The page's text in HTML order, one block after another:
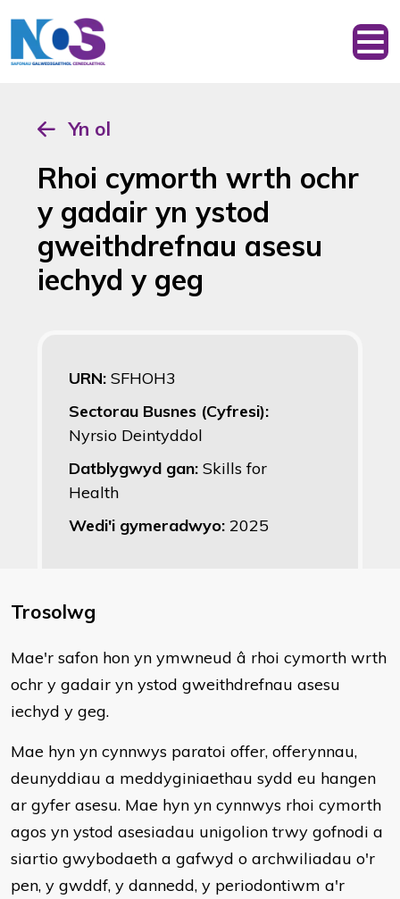
Yn ol
Rhoi cymorth wrth ochr
y gadair yn ystod
gweithdrefnau asesu
iechyd y geg
URN: SFHOH3
Sectorau Busnes (Cyfresi):
Nyrsio Deintyddol
Datblygwyd gan: Skills for
Health
Wedi'i gymeradwyo: 2025
Trosolwg
Mae'r safon hon yn ymwneud â rhoi cymorth wrth
ochr y gadair yn ystod gweithdrefnau asesu
iechyd y geg.
Mae hyn yn cynnwys paratoi offer, offerynnau,
deunyddiau a meddyginiaethau sydd eu hangen
ar gyfer asesu. Mae hyn yn cynnwys rhoi cymorth
agos yn ystod asesiadau unigolion trwy gofnodi a
siartio gwybodaeth a gafwyd o archwiliadau o'r
pen, y gwddf, y dannedd, y periodontiwm a'r